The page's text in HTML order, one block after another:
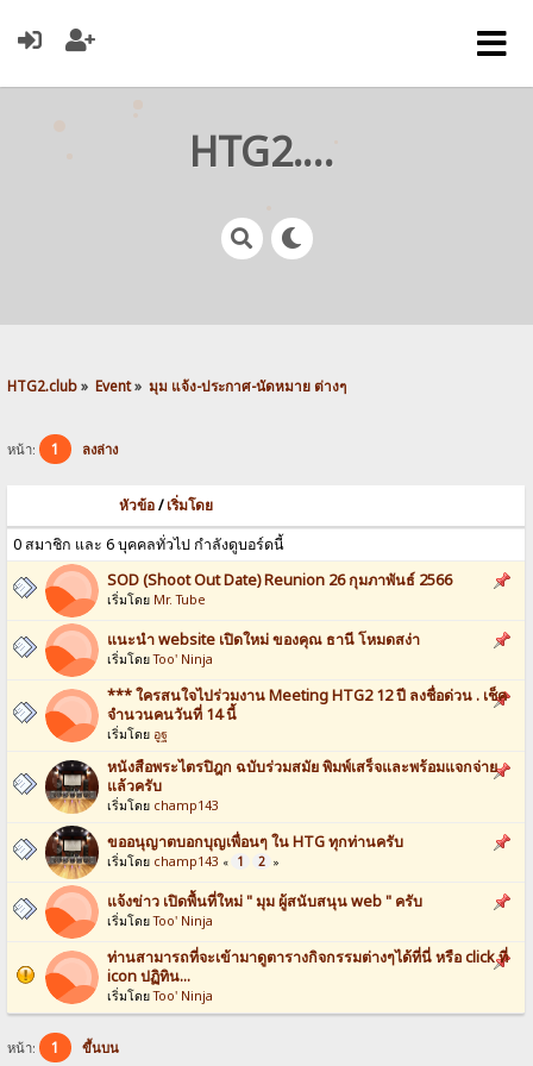
HTG2.club
HTG2.club» Event» มุม แจ้ง-ประกาศ-นัดหมาย ต่างๆ
หน้า: 1 ลงล่าง
หัวข้อ/เริ่มโดย
0 สมาชิก และ 6 บุคคลทั่วไป กำลังดูบอร์ดนี้
SOD (Shoot Out Date) Reunion 26 กุมภาพันธ์ 2566
เริ่มโดย Mr. Tube
แนะนำ website เปิดใหม่ ของคุณ ธานี โหมดสง่า
เริ่มโดยToo' Ninja
*** ใครสนใจไปร่วมงาน Meeting HTG2 12 ปี ลงชื่อด่วน . เช็ค
จำนวนคนวันที่ 14 นี้
เริ่มโดย อูฐ
หนังสือพระไตรปิฎก ฉบับร่วมสมัย พิมพ์เสร็จและพร้อมแจกจ่าย
แล้วครับ
เริ่มโดย champ143
ขออนุญาตบอกบุญเพื่อนๆ ใน HTG ทุกท่านครับ
เริ่มโดย champ143 « 1 2 »
แจ้งข่าว เปิดพื้นที่ใหม่ " มุม ผู้สนับสนุน web " ครับ
เริ่มโดยToo' Ninja
ท่านสามารถที่จะเข้ามาดูตารางกิจกรรมต่างๆได้ที่นี่ หรือ click ที่
icon ปฏิทิน...
เริ่มโดยToo' Ninja
หน้า: 1 ขึ้นบน